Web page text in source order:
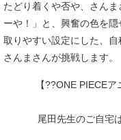
たどり着くや否や、さん
ーや！」と、興奮の色を
取りやすい設定にした、自
さんまさんが挑戦します。
【??ONE PIECE
尾田先生のご自宅